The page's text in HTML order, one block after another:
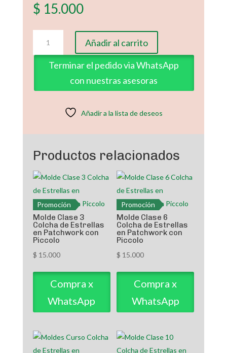
$ 15.000
Clase
5
Colcha
Estrellas
Patchwork
cantidad
Añadir al carrito
Terminar el pedido via WhatsApp
con nuestras asesoras
Añadir a la lista de deseos
Productos relacionados
Promoción
Molde Clase 3
Colcha de Estrellas
en Patchwork con
Piccolo
$ 15.000
Compra x
WhatsApp
Promoción
Molde Clase 6
Colcha de Estrellas
en Patchwork con
Piccolo
$ 15.000
Compra x
WhatsApp